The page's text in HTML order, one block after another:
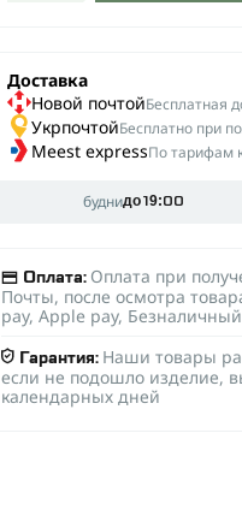
Доставка
Новой почтойБеcплатная
УкрпочтойБесплатно при
Meest expressПо тарифам
буднидо 19:00
Оплата: Оплата при
Почты, после осмотра
pay, Apple pay,
Гарантия: Наши товары
если не подошло изделие,
календарных дней